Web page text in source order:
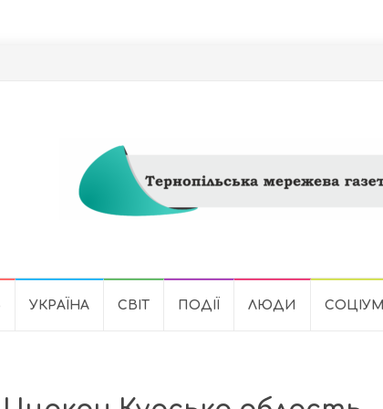
УКРАЇНА СВІТ ПОДІЇ ЛЮДИ СОЦІУМ